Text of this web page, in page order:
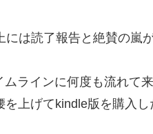
には読了報告と絶賛の嵐
ムラインに何度も流れて
を上げてkindle版を購入し